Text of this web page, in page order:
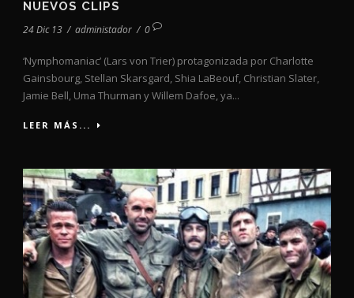
NUEVOS CLIPS
24 Dic 13 / administador / 0
‘Nymphomaniac’ (Lars von Trier) protagonizada por Charlotte
Gainsbourg, Stellan Skarsgard, Shia LaBeouf, Christian Slater,
Jamie Bell, Uma Thurman y Willem Dafoe, ya...
LEER MÁS...